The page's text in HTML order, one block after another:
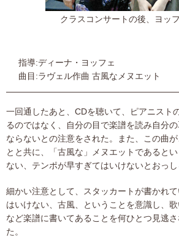
クラスコンサートの後、ヨッ
指導:ディーナ・ヨッフェ
曲目:ラヴェル作曲 古風なメヌエット
一回通したあと、CDを聴いて、ピアニスト
るのではなく、自分の目で楽譜を読み自分
ならないとの注意をされた。また、この曲
とと共に、「古風な」メヌエットであると
ない、テンポが早すぎてはいけないとおっし
細かい注意として、スタッカートが書かれ
はいけない、古風、ということを意識し、歌
など楽譜に書いてあることを何ひとつ見逃
た。